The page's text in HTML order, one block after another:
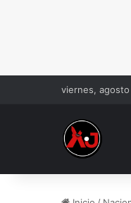
viernes,